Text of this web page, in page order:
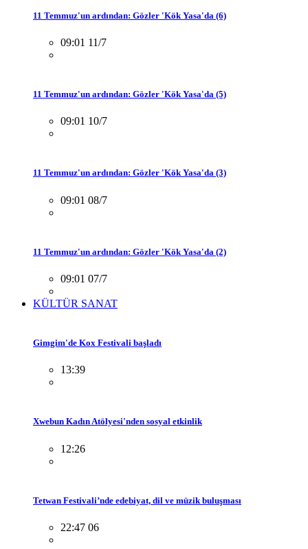
11 Temmuz'un ardından: Gözler 'Kök Yasa'da (6)
09:01 11/7
11 Temmuz'un ardından: Gözler 'Kök Yasa'da (5)
09:01 10/7
11 Temmuz'un ardından: Gözler 'Kök Yasa'da (3)
09:01 08/7
11 Temmuz'un ardından: Gözler 'Kök Yasa'da (2)
09:01 07/7
KÜLTÜR SANAT
Gimgim'de Kox Festivali başladı
13:39
Xwebun Kadın Atölyesi'nden sosyal etkinlik
12:26
Tetwan Festivali’nde edebiyat, dil ve müzik buluşması
22:47 06